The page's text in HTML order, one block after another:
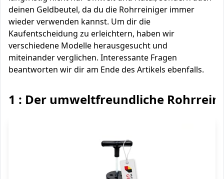
deinen Geldbeutel, da du die Rohrreiniger immer
wieder verwenden kannst. Um dir die
Kaufentscheidung zu erleichtern, haben wir
verschiedene Modelle herausgesucht und
miteinander verglichen. Interessante Fragen
beantworten wir dir am Ende des Artikels ebenfalls.
1 : Der umweltfreundliche